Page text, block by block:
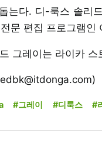
는다. 디-룩스 솔리
문 편집 프로그램
그레이는 라이카 스
#그레이 #디룩스 #